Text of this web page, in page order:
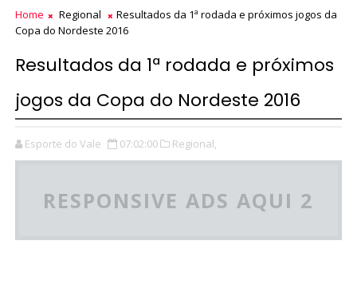
Home Regional
Resultados da 1ª rodada e próximos jogos da
Copa do Nordeste 2016
Resultados da 1ª rodada e próximos
jogos da Copa do Nordeste 2016
Esporte do Vale 07:02:00 Regional,
RESPONSIVE ADS AQUI 2